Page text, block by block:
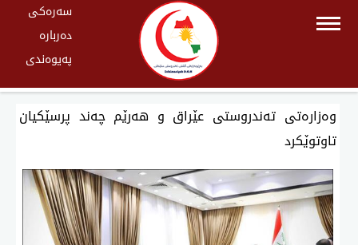
سەرەکی
دەربارە
پەیوەندی
وەزارەتی تەندروستی عێراق و هەرێم چەند پرسێكیان
تاوتوێكرد